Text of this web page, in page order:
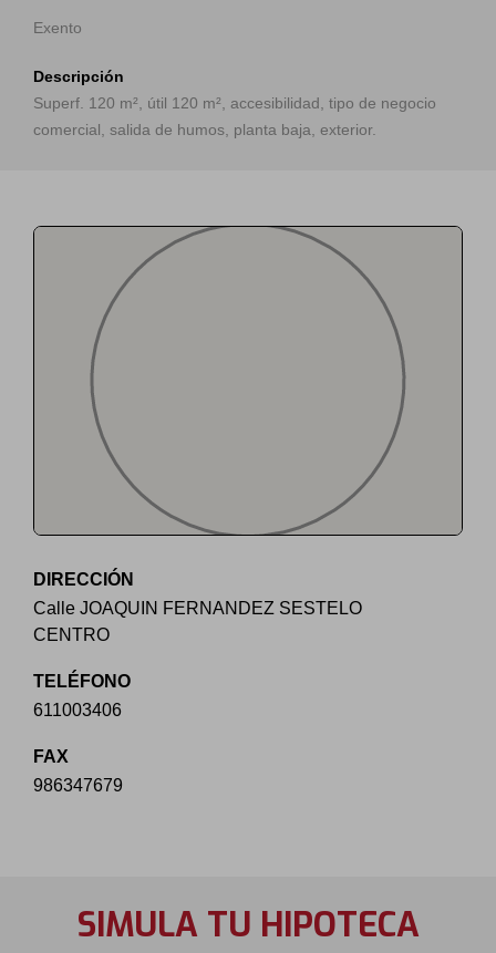
Exento
Descripción
Superf. 120 m², útil 120 m², accesibilidad, tipo de negocio
comercial, salida de humos, planta baja, exterior.
DIRECCIÓN
Calle JOAQUIN FERNANDEZ SESTELO
CENTRO
TELÉFONO
611003406
FAX
986347679
SIMULA TU HIPOTECA